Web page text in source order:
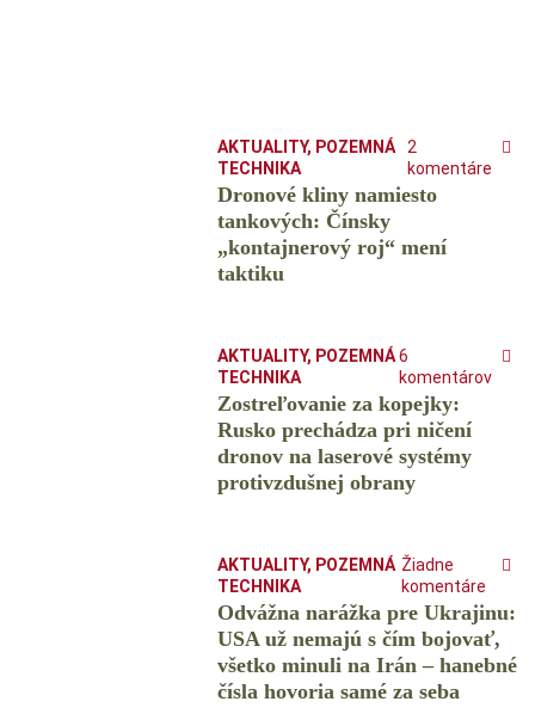
AKTUALITY, POZEMNÁ
TECHNIKA
2
komentáre
Dronové kliny namiesto
tankových: Čínsky
️„kontajnerový roj“ mení
taktiku
AKTUALITY, POZEMNÁ
TECHNIKA
6
komentárov
Zostreľovanie za kopejky:
Rusko prechádza pri ničení
dronov na laserové systémy
protivzdušnej obrany
AKTUALITY, POZEMNÁ
TECHNIKA
Žiadne
komentáre
Odvážna narážka pre Ukrajinu:
USA už nemajú s čím bojovať,
všetko minuli na Irán – hanebné
čísla hovoria samé za seba